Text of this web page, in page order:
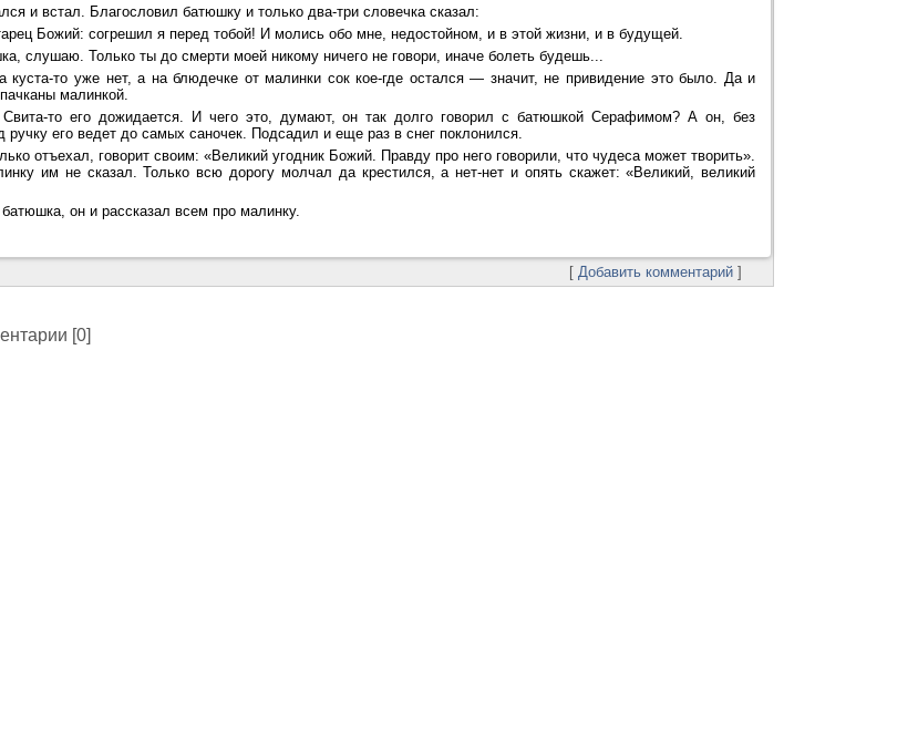
и встал. Благословил батюшку и только два-три словечка сказал:
Божий: согрешил я перед тобой! И молись обо мне, недостойном, и в этой жизни, и в будущей.
слушаю. Только ты до смерти моей никому ничего не говори, иначе болеть будешь...
куста-то уже нет, а на блюдечке от малинки сок кое-где остался — значит, не привидение это было. Да и
малинкой.
то его дожидается. И чего это, думают, он так долго говорил с батюшкой Серафимом? А он, без
ручку его ведет до самых саночек. Подсадил и еще раз в снег поклонился.
отъехал, говорит своим: «Великий угодник Божий. Правду про него говорили, что чудеса может творить».
им не сказал. Только всю дорогу молчал да крестился, а нет-нет и опять скажет: «Великий, великий
он и рассказал всем про малинку.
[ Добавить комментарий]
[0]